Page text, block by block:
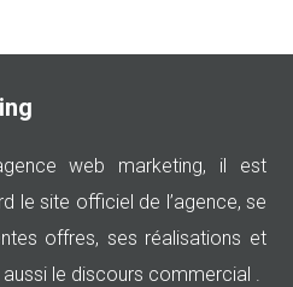
web marketing, il est
le site officiel de l’agence, se
offres, ses réalisations et
le discours commercial .